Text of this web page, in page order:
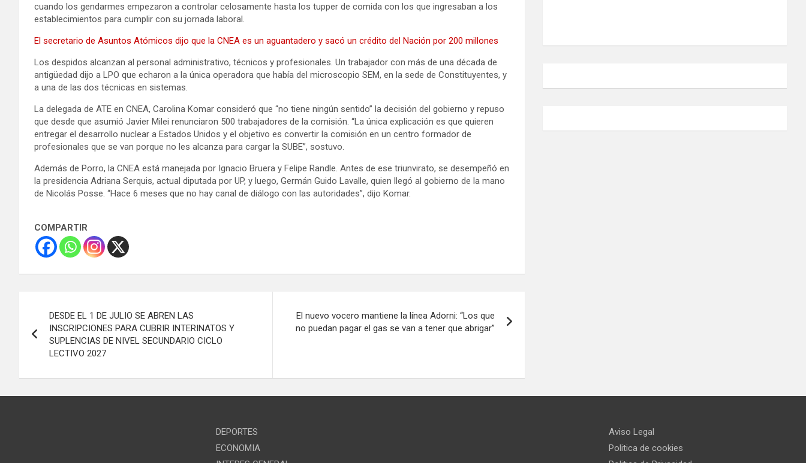
cuando los gendarmes empezaron a controlar celosamente hasta los tupper de comida con los que ingresaban a los
establecimientos para cumplir con su jornada laboral.
El secretario de Asuntos Atómicos dijo que la CNEA es un aguantadero y sacó un crédito del Nación por 200 millones
Los despidos alcanzan al personal administrativo, técnicos y profesionales. Un trabajador con más de una década de
antigüedad dijo a LPO que echaron a la única operadora que había del microscopio SEM, en la sede de Constituyentes, y
a una de las dos técnicas en sistemas.
La delegada de ATE en CNEA, Carolina Komar consideró que “no tiene ningún sentido” la decisión del gobierno y repuso
que desde que asumió Javier Milei renunciaron 500 trabajadores de la comisión. “La única explicación es que quieren
entregar el desarrollo nuclear a Estados Unidos y el objetivo es convertir la comisión en un centro formador de
profesionales que se van porque no les alcanza para cargar la SUBE”, sostuvo.
Además de Porro, la CNEA está manejada por Ignacio Bruera y Felipe Randle. Antes de ese triunvirato, se desempeñó en
la presidencia Adriana Serquis, actual diputada por UP, y luego, Germán Guido Lavalle, quien llegó al gobierno de la mano
de Nicolás Posse. “Hace 6 meses que no hay canal de diálogo con las autoridades”, dijo Komar.
COMPARTIR
de
entradas
DESDE EL 1 DE JULIO SE ABREN LAS
INSCRIPCIONES PARA CUBRIR INTERINATOS Y
SUPLENCIAS DE NIVEL SECUNDARIO CICLO
LECTIVO 2027
El nuevo vocero mantiene la línea Adorni: “Los que
no puedan pagar el gas se van a tener que abrigar”
DEPORTES
ECONOMIA
Aviso Legal
Politica de cookies